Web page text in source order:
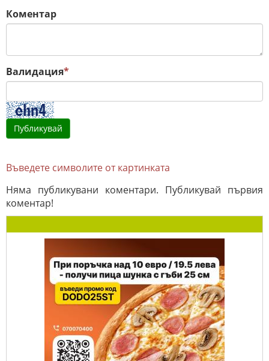
Коментар
Валидация*
Въведете символите от картинката
Няма публикувани коментари. Публикувай първия
коментар!